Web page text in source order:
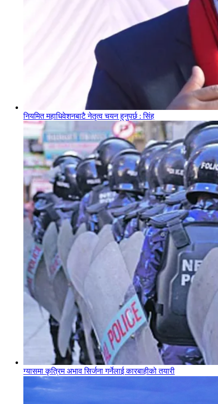
नियमित महाधिवेशनबाटै नेतृत्व चयन हुनुपर्छ : सिंह
ग्यासमा कृत्रिम अभाव सिर्जना गर्नेलाई कारबाहीको तयारी